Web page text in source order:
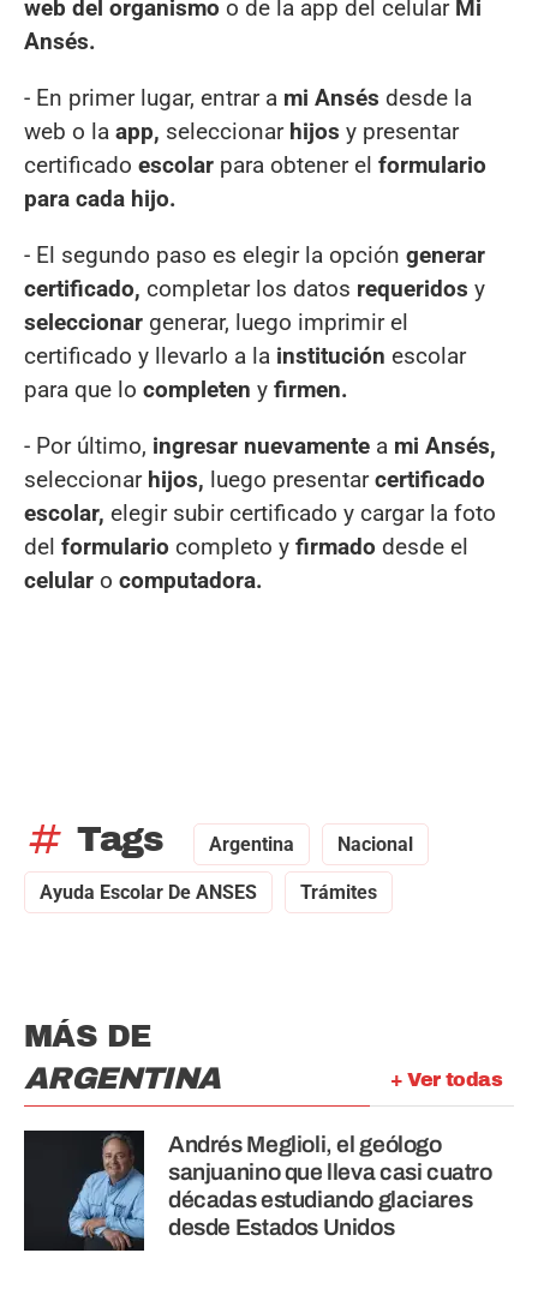
web del organismo o de la app del celular Mi
Ansés.
- En primer lugar, entrar a mi Ansés desde la
web o la app, seleccionar hijos y presentar
certificado escolar para obtener el formulario
para cada hijo.
- El segundo paso es elegir la opción generar
certificado, completar los datos requeridos y
seleccionar generar, luego imprimir el
certificado y llevarlo a la institución escolar
para que lo completen y firmen.
- Por último, ingresar nuevamente a mi Ansés,
seleccionar hijos, luego presentarcertificado
escolar, elegir subir certificado y cargar la foto
del formulario completo y firmado desde el
celular o computadora.
tag Tags Argentina Nacional
Ayuda Escolar De ANSES Trámites
+ Ver todas
MÁS DE
ARGENTINA
Andrés Meglioli, el geólogo
sanjuanino que lleva casi cuatro
décadas estudiando glaciares
desde Estados Unidos